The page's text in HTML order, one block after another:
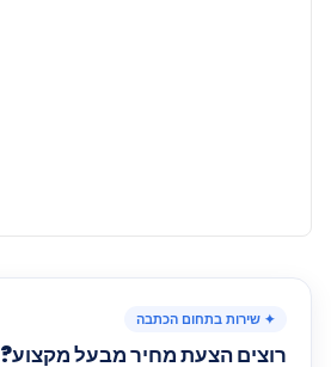
✦ שירות בתחום הכתבה
רוצים הצעת מחיר מבעל מקצוע?